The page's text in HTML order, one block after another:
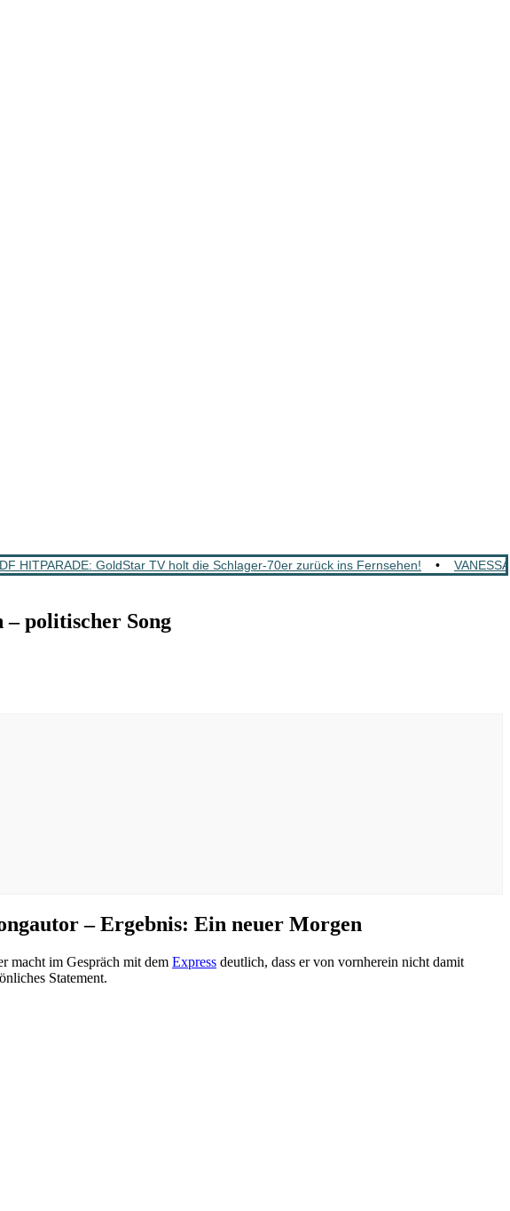
HITPARADE: GoldStar TV holt die Schlager-70er zurück ins Fernsehen! •
politischer Song
– Ergebnis: Ein neuer Morgen
macht im Gespräch mit dem Express deutlich, dass er von vornherein nicht damit
Statement.